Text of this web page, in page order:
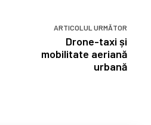
ARTICOLUL URMĂTOR
Drone-taxi și
mobilitate aeriană
urbană